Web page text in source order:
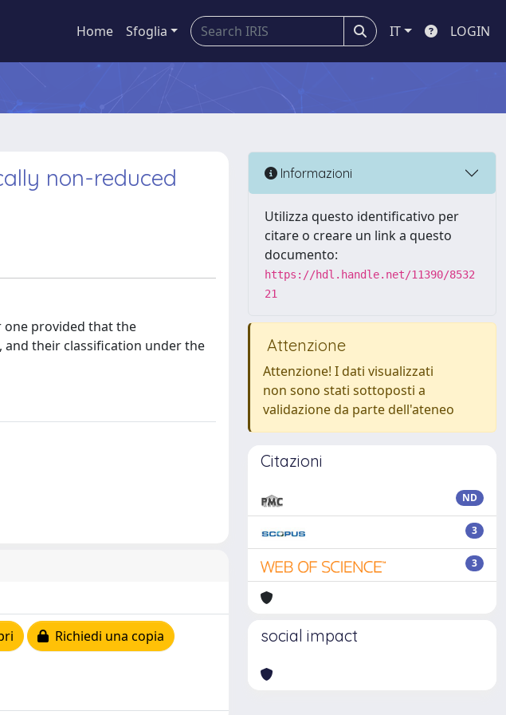
Home Sfoglia IT LOGIN
non-reduced
one provided that the
and their classification under the
Richiedi una copia
Informazioni
Utilizza questo identificativo per
citare o creare un link a questo
documento:
https://hdl.handle.net/11390/8532
21
Attenzione
Attenzione! I dati visualizzati
non sono stati sottoposti a
validazione da parte dell'ateneo
Citazioni
ND
3
3
social impact